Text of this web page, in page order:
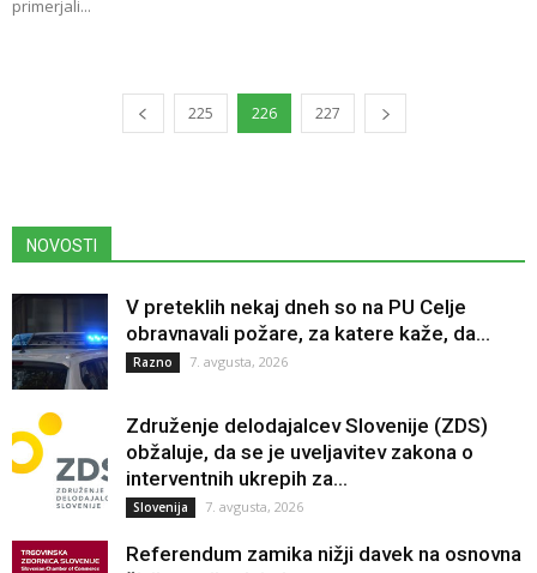
primerjali...
225 226 227
NOVOSTI
V preteklih nekaj dneh so na PU Celje
obravnavali požare, za katere kaže, da...
Razno 7. avgusta, 2026
Združenje delodajalcev Slovenije (ZDS)
obžaluje, da se je uveljavitev zakona o
interventnih ukrepih za...
Slovenija 7. avgusta, 2026
Referendum zamika nižji davek na osnovna